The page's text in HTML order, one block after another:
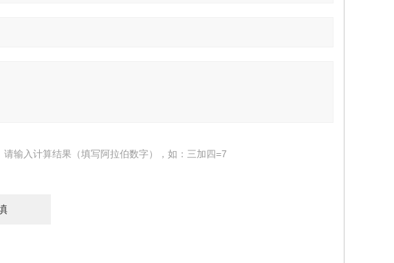
请输入计算结果（填写阿拉伯数字），如：三加四=7